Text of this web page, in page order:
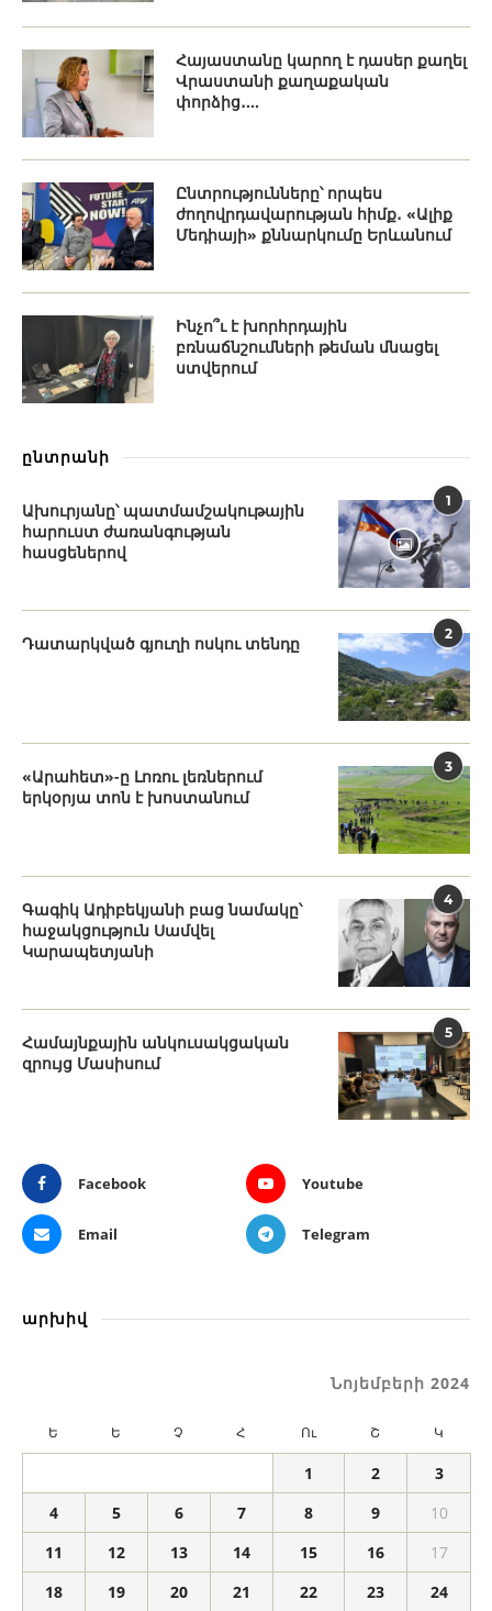
Հայաստանը կարող է դասեր քաղել
Վրաստանի քաղաքական
փորձից․...
Ընտրությունները՝ որպես
ժողովրդավարության հիմք․ «Ալիք
Մեդիայի» քննարկումը Երևանում
Ինչո՞ւ է խորհրդային
բռնաճնշումների թեման մնացել
ստվերում
ընտրանի
1
Ախուրյանը՝ պատմամշակութային
հարուստ ժառանգության
հասցեներով
2
Դատարկված գյուղի ոսկու տենդը
3
«Արահետ»-ը Լոռու լեռներում
երկօրյա տոն է խոստանում
4
Գագիկ Ադիբեկյանի բաց նամակը՝
հաջակցություն Սամվել
Կարապետյանի
5
Համայնքային անկուսակցական
զրույց Մասիսում
Facebook Youtube
Email Telegram
արխիվ
Նոյեմբերի 2024
Ե Ե Չ Հ Ու Շ Կ
1 2
3
4
5 6 7 8 9
10
11
12 13 14 15 16
17
18
19 20 21 22 23 24